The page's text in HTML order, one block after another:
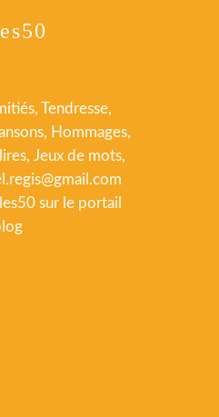
Tendresse,
Hommages,
Jeux de mots,
sur le portail